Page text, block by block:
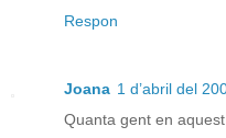
Respon
Joana 1 d’abril del
Quanta gent en